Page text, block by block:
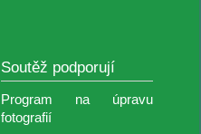
Soutěž podporují
Program na úpravu
fotografií